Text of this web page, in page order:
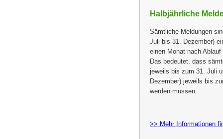
Halbjährliche
Sämtliche Meldungen
Juli bis 31. Dezember)
einen Monat nach
Das bedeutet, dass
jeweils bis zum 31. Juli
Dezember) jeweils bis
werden müssen.
>> Mehr Informationen